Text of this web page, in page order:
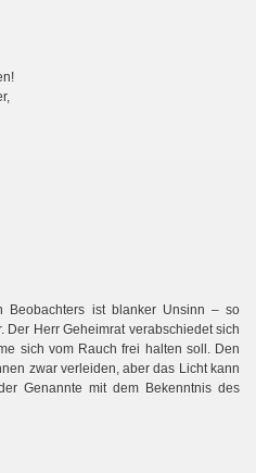
Beobachters ist blanker Unsinn – so
Der Herr Geheimrat verabschiedet sich
sich vom Rauch frei halten soll. Den
zwar verleiden, aber das Licht kann
Genannte mit dem Bekenntnis des